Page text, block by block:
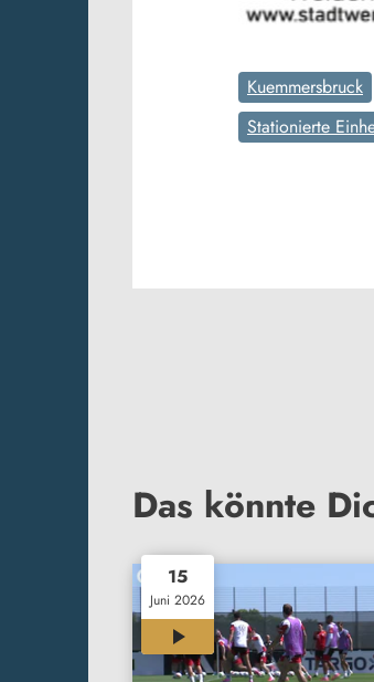
Kuemmersbruck
Stationierte
Das könnte
15
Juni 2026
00:43